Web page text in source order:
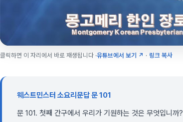
클릭하면 이 자리에서 바로 재생됩니다 ·유튜브에서 보기 ↗ · 링크 복사
웨스트민스터 소요리문답 문 101
문 101. 첫째 간구에서 우리가 기원하는 것은 무엇입니까?